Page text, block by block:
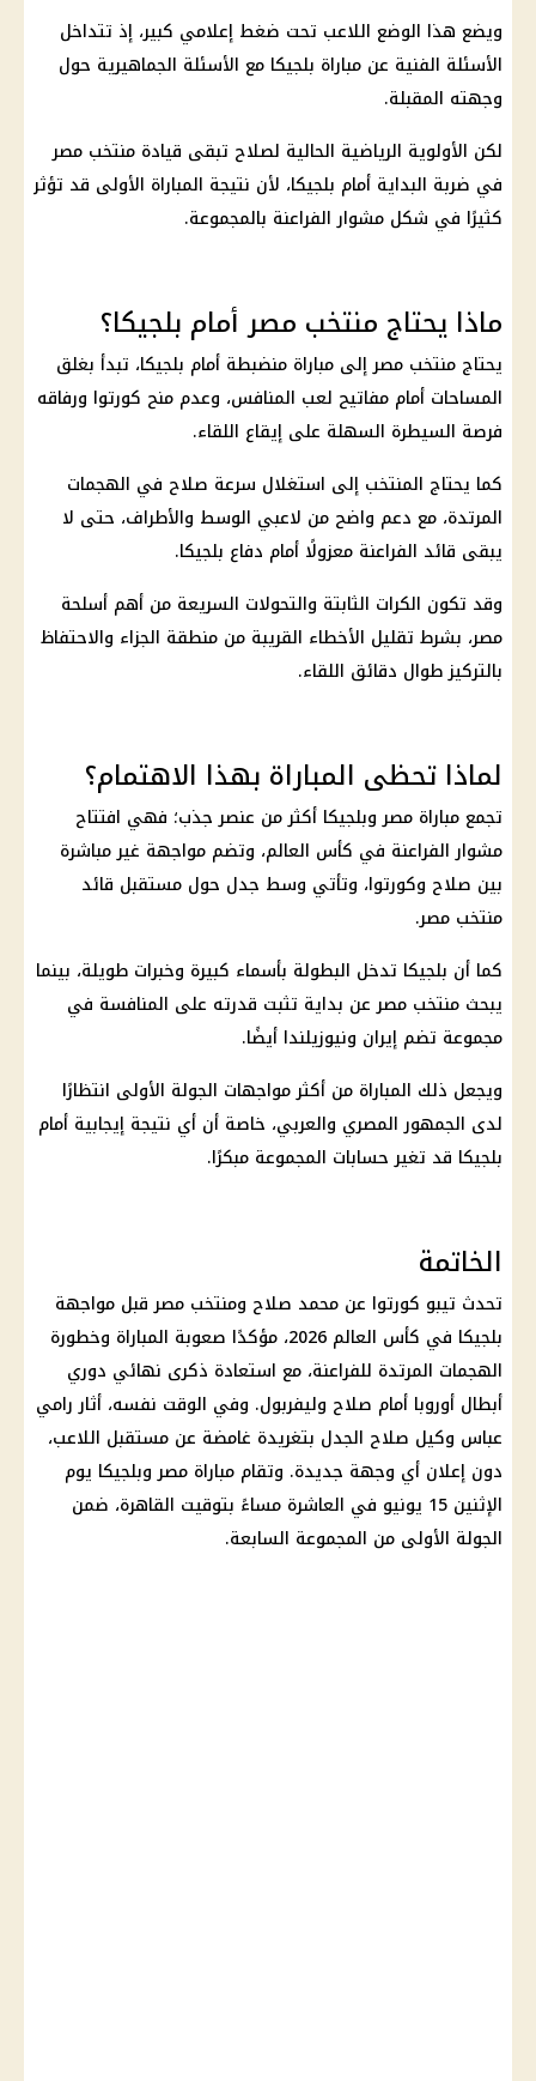
ويضع هذا الوضع اللاعب تحت ضغط إعلامي كبير، إذ تتداخل
الأسئلة الفنية عن مباراة بلجيكا مع الأسئلة الجماهيرية حول
وجهته المقبلة.
لكن الأولوية الرياضية الحالية لصلاح تبقى قيادة منتخب مصر
في ضربة البداية أمام بلجيكا، لأن نتيجة المباراة الأولى قد تؤثر
كثيرًا في شكل مشوار الفراعنة بالمجموعة.
ماذا يحتاج منتخب مصر أمام بلجيكا؟
يحتاج منتخب مصرإلى مباراة منضبطة أمام بلجيكا، تبدأ بغلق
المساحات أمام مفاتيح لعب المنافس، وعدم منح كورتوا ورفاقه
فرصة السيطرة السهلة على إيقاع اللقاء.
كما يحتاج المنتخب إلى استغلال سرعة صلاح في الهجمات
المرتدة، مع دعم واضح من لاعبي الوسط والأطراف، حتى لا
يبقى قائد الفراعنة معزولًا أمام دفاع بلجيكا.
وقد تكون الكرات الثابتة والتحولات السريعة من أهم أسلحة
مصر، بشرط تقليل الأخطاء القريبة من منطقة الجزاء والاحتفاظ
بالتركيز طوال دقائق اللقاء.
لماذا تحظى المباراة بهذا الاهتمام؟
تجمعمباراة مصر وبلجيكا أكثر من عنصر جذب؛ فهي افتتاح
مشوار الفراعنة في كأس العالم، وتضم مواجهة غير مباشرة
بين صلاح وكورتوا، وتأتي وسط جدل حول مستقبل قائد
منتخب مصر.
كما أن بلجيكا تدخل البطولة بأسماء كبيرة وخبرات طويلة، بينما
يبحث منتخب مصر عن بداية تثبت قدرته على المنافسة في
مجموعة تضم إيران ونيوزيلندا أيضًا.
ويجعل ذلك المباراة من أكثر مواجهات الجولة الأولى انتظارًا
لدى الجمهور المصري والعربي، خاصة أن أي نتيجة إيجابية أمام
بلجيكا قد تغير حسابات المجموعة مبكرًا.
الخاتمة
تحدث تيبو كورتوا عن محمد صلاح ومنتخب مصر قبل مواجهة
بلجيكا في كأس العالم 2026
، مؤكدًا صعوبة المباراة وخطورة
الهجمات المرتدة للفراعنة، مع استعادة ذكرى نهائي دوري
أبطال أوروبا أمام صلاح وليفربول. وفي الوقت نفسه، أثار رامي
عباس وكيل صلاح الجدل بتغريدة غامضة عن مستقبل اللاعب،
دون إعلان أي وجهة جديدة. وتقام مباراة مصر وبلجيكا يوم
الإثنين 15 يونيو في العاشرة مساءً بتوقيت
القاهرة، ضمن
الجولة الأولى من المجموعة السابعة.